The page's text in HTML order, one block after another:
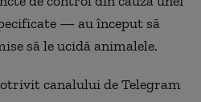
— au început să
să le ucidă animalele.
canalului de Telegram